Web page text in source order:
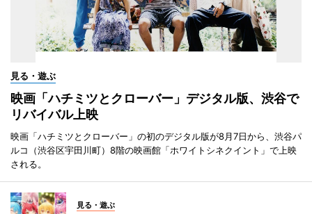
見る・遊ぶ
映画「ハチミツとクローバー」デジタル版、渋谷で
リバイバル上映
映画「ハチミツとクローバー」の初のデジタル版が8月7日から、渋谷パ
ルコ（渋谷区宇田川町）8階の映画館「ホワイトシネクイント」で上映
される。
見る・遊ぶ